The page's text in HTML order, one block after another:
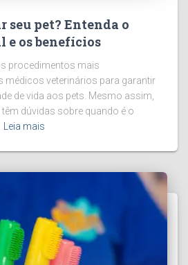
seu pet? Entenda o
e os benefícios
procedimentos mais
médicos veterinários para garantir
de vida aos pets. Mesmo assim,
dúvidas sobre quando é o
Leia mais